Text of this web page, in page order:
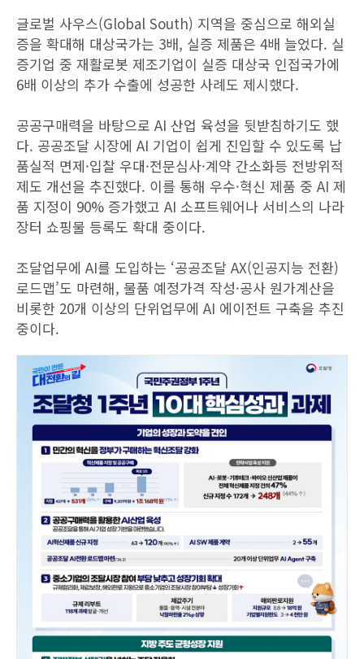
글로벌 사우스(Global South) 지역을 중심으로 해외실
증을 확대해 대상국가는 3배, 실증 제품은 4배 늘었다. 실
증기업 중 재활로봇 제조기업이 실증 대상국 인접국가에
6배 이상의 추가 수출에 성공한 사례도 제시했다.
공공구매력을 바탕으로 AI 산업 육성을 뒷받침하기도 했
다. 공공조달 시장에 AI 기업이 쉽게 진입할 수 있도록 납
품실적 면제·입찰 우대·전문심사·계약 간소화등 전방위적
제도 개선을 추진했다. 이를 통해 우수·혁신 제품 중 AI 제
품 지정이 90% 증가했고 AI 소프트웨어나 서비스의 나라
장터 쇼핑물 등록도 확대 중이다.
조달업무에 AI를 도입하는 ‘공공조달 AX(인공지능 전환)
로드맵’도 마련해, 물품 예정가격 작성·공사 원가계산을
비롯한 20개 이상의 단위업무에 AI 에이전트 구축을 추진
중이다.